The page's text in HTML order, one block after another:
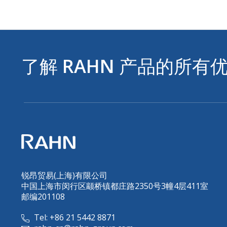
了解 RAHN 产品的所有
锐昂贸易(上海)有限公司
中国上海市闵行区颛桥镇都庄路2350号3幢4层411室
邮编201108
Tel: +86 21 5442 8871